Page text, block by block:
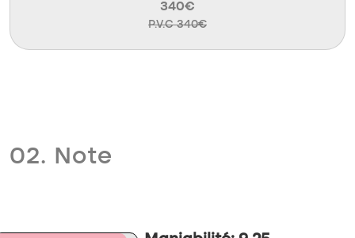
340€
P.V.C 340€
02. Note